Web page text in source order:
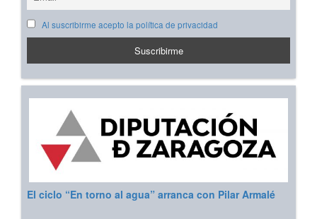
Al suscribirme acepto la política de privacidad
El ciclo “En torno al agua” arranca con Pilar Armalé